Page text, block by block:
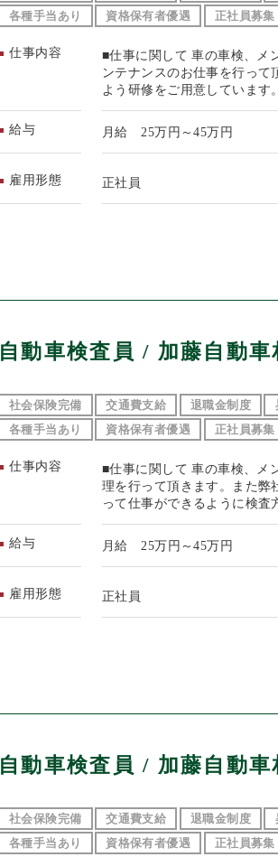
各種手当あり
資格保有者優遇 正社員募集
仕事内容
■仕事に関して 車の車検、メ
ンテナンスのお仕事を行って
よう研修をご用意しています
給与 月給 25万円～45万円
雇用形態 正社員
自動車検査員 / 加藤自動
社会保険完備 交通費支給 退職金制度
各種手当あり
資格保有者優遇 正社員募集
仕事内容
■仕事に関して 車の車検、メ
理を行って頂きます。また弊
って仕事ができるように検査
給与 月給 25万円～45万円
雇用形態 正社員
自動車検査員 / 加藤自動
社会保険完備 交通費支給 退職金制度
各種手当あり
資格保有者優遇 正社員募集